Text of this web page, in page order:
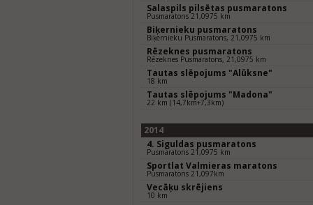
Salaspils pilsētas pusmaratons
Pusmaratons 21,0975 km
Biķernieku pusmaratons
Biķernieku Pusmaratons, 21,0975 km
Rēzeknes pusmaratons
Rēzeknes Pusmaratons, 21,0975 km
Tautas slēpojums "Alūksne"
18 km
Tautas slēpojums "Madona"
22 km (14,7km+7,3km)
2014
4. Siguldas pusmaratons
Pusmaratons 21,0975 km
Sportlat Valmieras maratons
Pusmaratons 21,097km
Vecāķu skrējiens
10 km